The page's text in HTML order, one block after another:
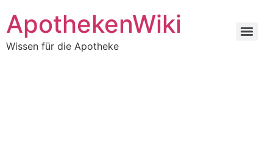
ApothekenWiki
Wissen für die Apotheke